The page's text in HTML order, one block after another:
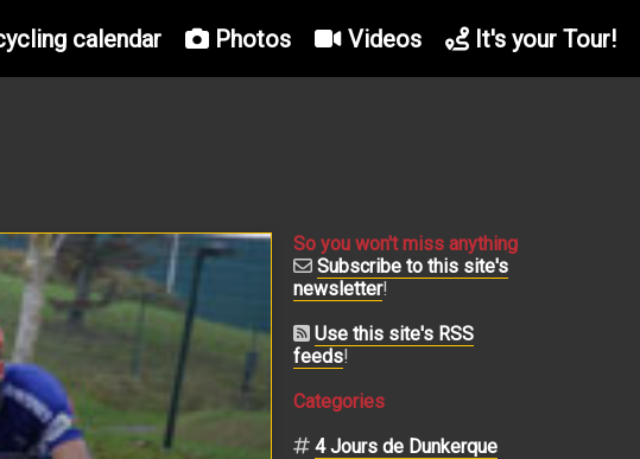
calendar Photos Videos It's your Tour!
So you won't miss anything
Subscribe to this site's
newsletter!
Use this site's RSS
feeds!
Categories
4 Jours de Dunkerque